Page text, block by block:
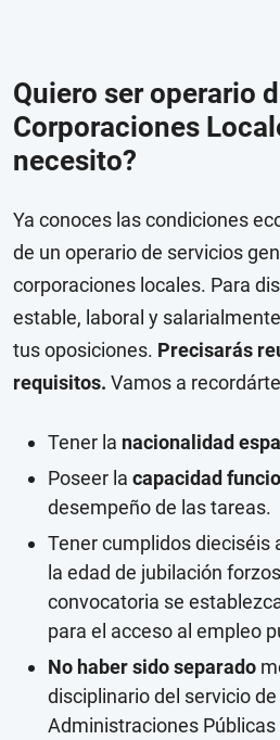
Quiero ser operario
Corporaciones
necesito?
Ya conoces las condiciones
de un operario de servicios
corporaciones locales. Para
estable, laboral y
tus oposiciones. Precisarás
requisitos. Vamos a
Tener la nacionalidad
Poseer la capacidad
desempeño de las tareas.
Tener cumplidos dieciséis
la edad de jubilación
convocatoria se
para el acceso al empleo
No haber sido separado
disciplinario del servicio
Administraciones